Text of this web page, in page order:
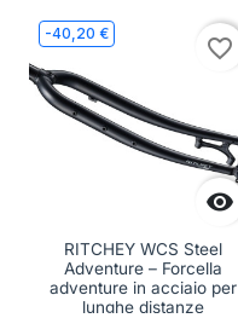
-40,20 €

favorite_border
RITCHEY WCS Steel
Adventure – Forcella
adventure in acciaio per
lunghe distanze